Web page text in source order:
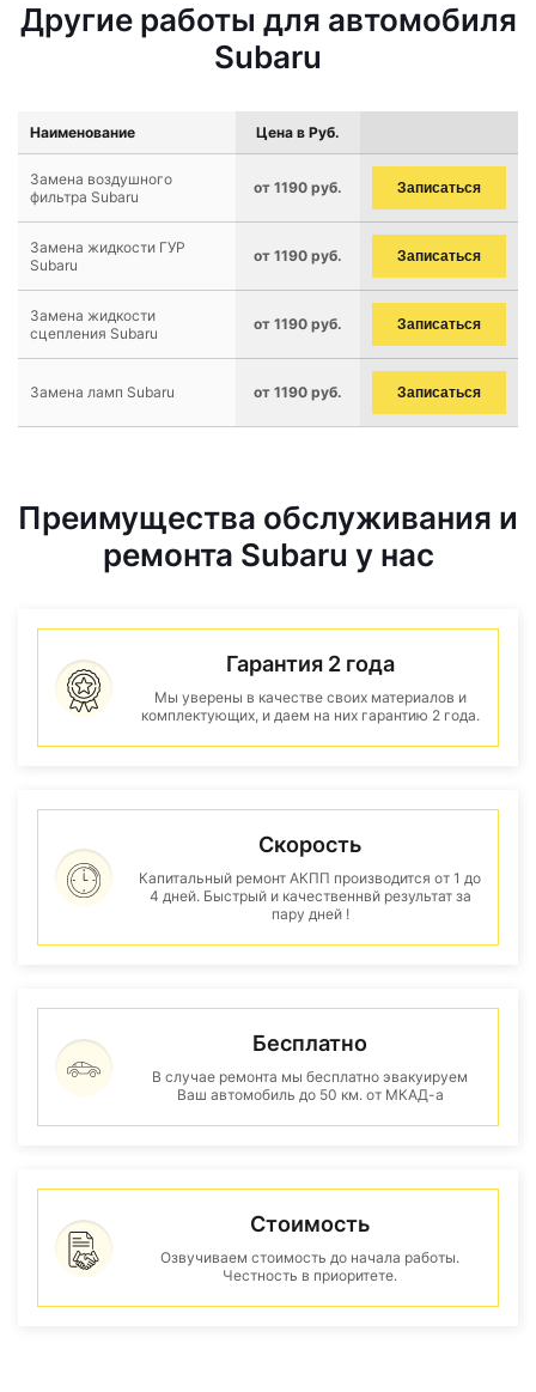
Другие работы для автомобиля
Subaru
Наименование Цена в Руб.
Замена воздушного
фильтра Subaru
от 1190 руб. Записаться
Замена жидкости ГУР
Subaru
от 1190 руб. Записаться
Замена жидкости
сцепления Subaru
от 1190 руб. Записаться
Замена ламп Subaru от 1190 руб. Записаться
Преимущества обслуживания и
ремонта Subaru у нас
Гарантия 2 года
Мы уверены в качестве своих материалов и
комплектующих, и даем на них гарантию 2 года.
Скорость
Капитальный ремонт АКПП производится от 1 до
4 дней. Быстрый и качественнвй результат за
пару дней !
Бесплатно
В случае ремонта мы бесплатно эвакуируем
Ваш автомобиль до 50 км. от МКАД-а
Стоимость
Озвучиваем стоимость до начала работы.
Честность в приоритете.